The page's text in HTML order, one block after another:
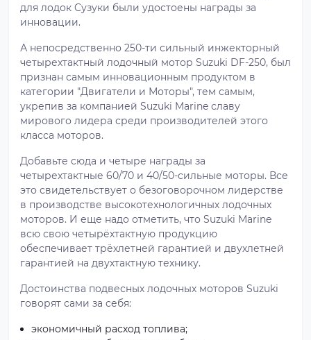
для лодок Cузуки были удостоены награды за
инновации.
А непосредственно 250-ти сильный инжекторный
четырехтактный лодочный мотор Suzuki DF-250, был
признан самым инновационным продуктом в
категории "Двигатели и Моторы", тем самым,
укрепив за компанией Suzuki Marine славу
мирового лидера среди производителей этого
класса моторов.
Добавьте сюда и четыре награды за
четырехтактные 60/70 и 40/50-сильные моторы. Все
это свидетельствует о безоговорочном лидерстве
в производстве высокотехнологичных лодочных
моторов. И еще надо отметить, что Suzuki Marine
всю свою четырёхтактную продукцию
обеспечивает трёхлетней гарантией и двухлетней
гарантией на двухтактную технику.
Достоинства подвесных лодочных моторов Suzuki
говорят сами за себя:
экономичный расход топлива;